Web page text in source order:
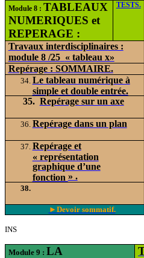
Module 8 : TABLEAUX
NUMERIQUES et
REPERAGE :
TESTS.
Travaux interdisciplinaires :
module 8 /25 « tableau x»
Repérage : SOMMAIRE.
Le tableau numérique à
simple et double entrée.
35. Repérage sur un axe
Repérage dans un plan
Repérage et
« représentation
graphique d’une
fonction » .
► Devoir sommatif.
INS
Module 9 : LA